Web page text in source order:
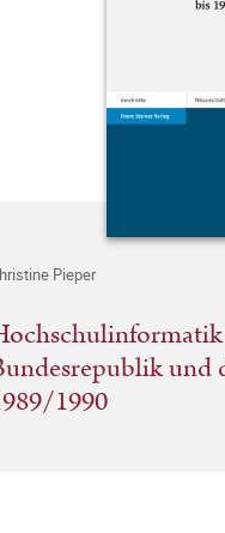
Pieper
und
1990